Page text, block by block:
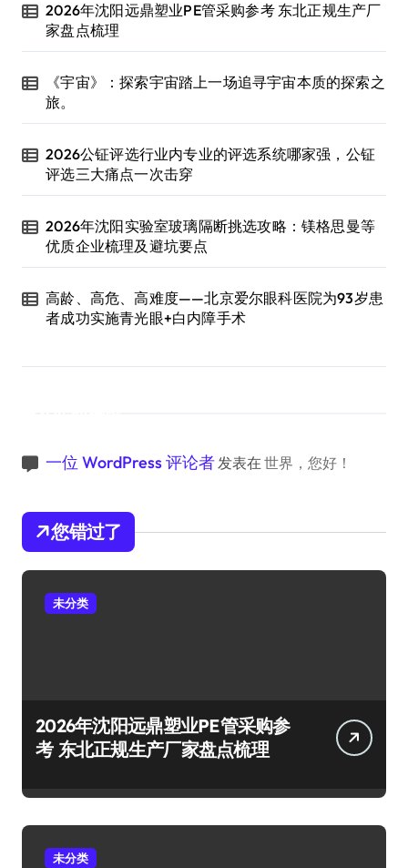
2026年沈阳远鼎塑业PE管采购参考 东北正规生产厂
家盘点梳理
《宇宙》：探索宇宙踏上一场追寻宇宙本质的探索之
旅。
2026公钲评选行业内专业的评选系统哪家强，公钲
评选三大痛点一次击穿
2026年沈阳实验室玻璃隔断挑选攻略：镁格思曼等
优质企业梳理及避坑要点
高龄、高危、高难度——北京爱尔眼科医院为93岁患
者成功实施青光眼+白内障手术
一位 WordPress 评论者发表在 世界，您好！
您错过了
未分类
2026年沈阳远鼎塑业PE管采购参
考 东北正规生产厂家盘点梳理
未分类